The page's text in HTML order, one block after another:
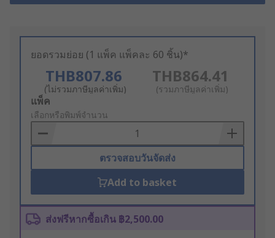
ยอดรวมย่อย (1 แพ็ค แพ็คละ 60 ชิ้น)*
THB807.86
(ไม่รวมภาษีมูลค่าเพิ่ม)
THB864.41
(รวมภาษีมูลค่าเพิ่ม)
Add
to
Basket
แพ็ค
เลือกหรือพิมพ์จำนวน
ตรวจสอบวันจัดส่ง
Add to basket
ส่งฟรีหากซื้อเกิน ฿2,500.00